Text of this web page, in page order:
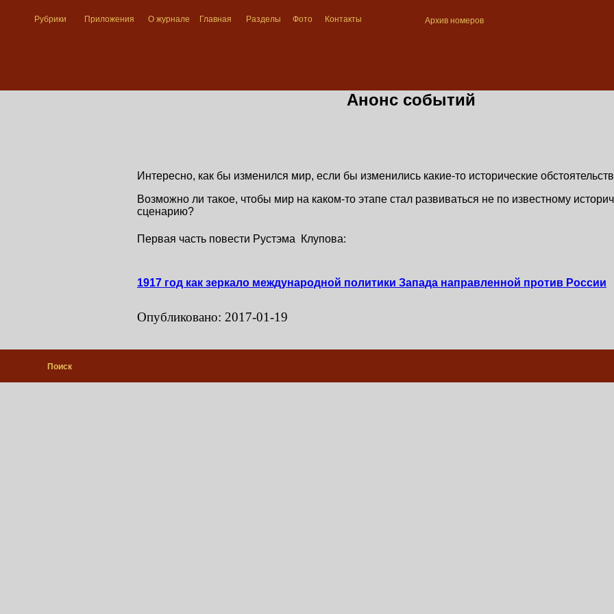
Рубрики Приложения О журнале Главная Разделы Фото Контакты Архив номеров
Анонс событий
Интересно, как бы изменился мир, если бы изменились какие-то исторические
Возможно ли такое, чтобы мир на каком-то этапе стал развиваться не по известному
сценарию?
Первая часть повести Рустэма Клупова:
1917 год как зеркало международной политики Запада направленной против России
Опубликовано: 2017-01-19
Поиск